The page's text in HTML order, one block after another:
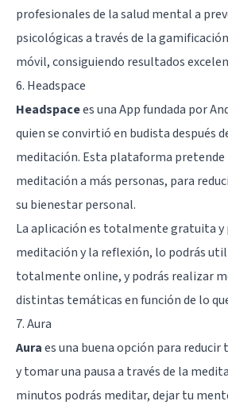
profesionales de la salud mental a
psicológicas a través de la
móvil, consiguiendo resultados
6. Headspace
Headspacees una App fundada por
quien se convirtió en budista después
meditación. Esta plataforma pretende
meditación a más personas, para
su bienestar personal.
La aplicación es totalmente gratuita y
meditación y la reflexión, lo podrás
totalmente online, y podrás realizar
distintas temáticas en función de lo
7. Aura
Auraes una buena opción para reducir
y tomar una pausa a través de la
minutos podrás meditar, dejar tu